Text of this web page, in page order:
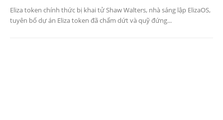
Eliza token chính thức bị khai tử Shaw Walters, nhà sáng lập ElizaOS,
tuyên bố dự án Eliza token đã chấm dứt và quỹ đứng...